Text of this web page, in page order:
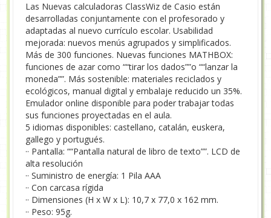
Las Nuevas calculadoras ClassWiz de Casio están
desarrolladas conjuntamente con el profesorado y
adaptadas al nuevo currículo escolar. Usabilidad
mejorada: nuevos menús agrupados y simplificados.
Más de 300 funciones. Nuevas funciones MATHBOX:
funciones de azar como ““tirar los dados””o ““lanzar la
moneda””. Más sostenible: materiales reciclados y
ecológicos, manual digital y embalaje reducido un 35%.
Emulador online disponible para poder trabajar todas
sus funciones proyectadas en el aula.
5 idiomas disponibles: castellano, catalán, euskera,
gallego y portugués.
·· Pantalla: ““Pantalla natural de libro de texto””. LCD de
alta resolución
·· Suministro de energía: 1 Pila AAA
·· Con carcasa rígida
·· Dimensiones (H x W x L): 10,7 x 77,0 x 162 mm.
·· Peso: 95g.